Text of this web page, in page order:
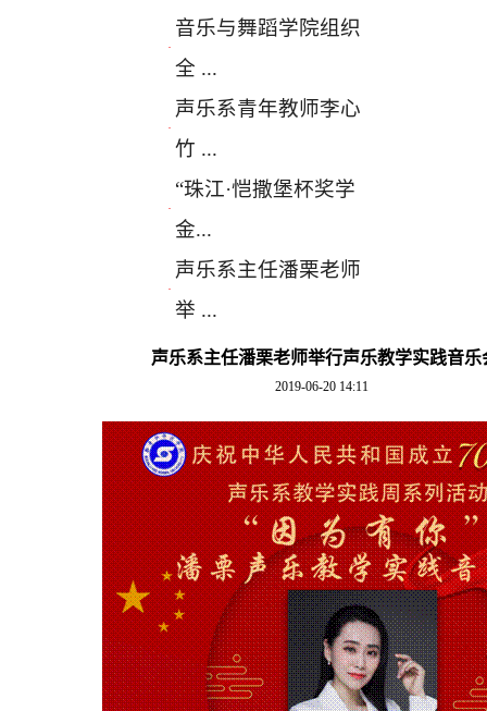
·
音乐与舞蹈学院组织
全 ...
·
声乐系青年教师李心
竹 ...
·
“珠江·恺撒堡杯奖学
金...
·
声乐系主任潘栗老师
举 ...
声乐系主任潘栗老师举行声乐教学实践音乐
2019-06-20 14:11